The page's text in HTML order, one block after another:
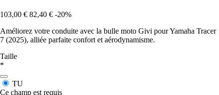
103,00 € 82,40 € -20%
Améliorez votre conduite avec la bulle moto Givi pour Yamaha Tracer
7 (2025), alliée parfaite confort et aérodynamisme.
Taille
*
TU
Ce champ est requis